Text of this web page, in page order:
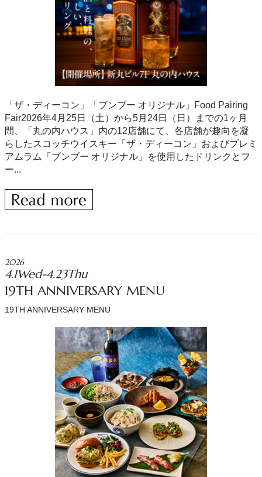
「ザ・ディーコン」「ブンブー オリジナル」Food Pairing
Fair2026年4月25日（土）から5月24日（日）までの1ヶ月
間、「丸の内ハウス」内の12店舗にて、各店舗が趣向を凝
らしたスコッチウイスキー「ザ・ディーコン」およびプレミ
アムラム「ブンブー オリジナル」を使用したドリンクとフ
ー...
2026
4.1Wed-4.23Thu
19TH ANNIVERSARY MENU
19TH ANNIVERSARY MENU